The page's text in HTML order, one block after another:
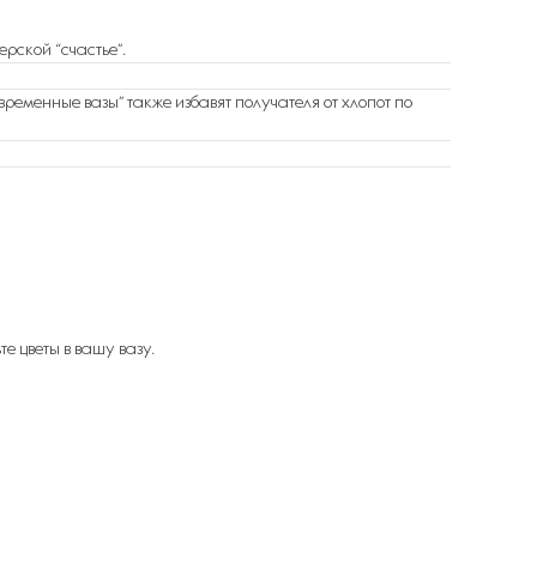
“счастье”.
вазы” также избавят получателя от хлопот по
цветы в вашу вазу.